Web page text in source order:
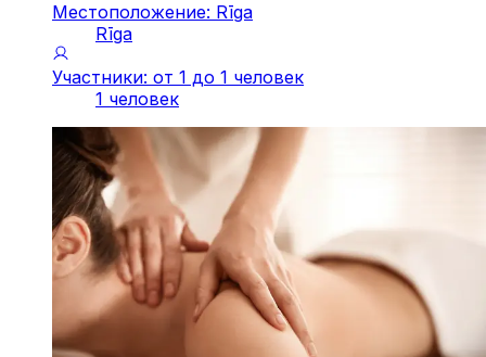
Местоположение: Rīga
Rīga
Участники: от 1 до 1 человек
1 человек